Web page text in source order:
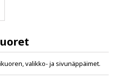
valikko- ja sivunäppäimet.